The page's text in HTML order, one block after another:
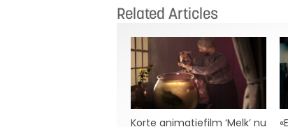
Related Articles
Korte animatiefilm ‘Melk’ nu